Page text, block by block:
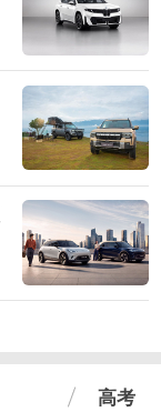
高考